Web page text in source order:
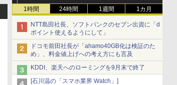
1時間 24時間 1週間 1カ月
NTT島田社長、ソフトバンクのセブン出資に「d
ポイント使えるようにして」
ドコモ前田社長が「ahamo40GB化は検証のた
め」、料金値上げへの考え方にも言及
KDDI、楽天へのローミングを9月末で終了
[石川温の「スマホ業界 Watch」]